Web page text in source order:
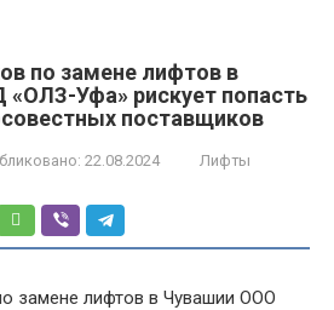
по замене лифтов в
Уфа» рискует попасть
поставщиков
22.08.2024
Лифты
замене лифтов в Чувашии ООО